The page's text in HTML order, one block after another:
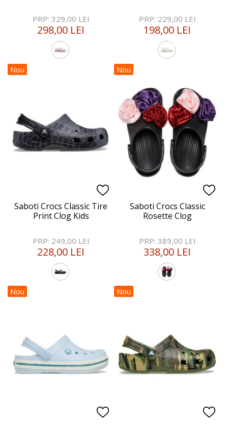
PRP: 329,00 LEI
298,00 LEI
PRP: 229,00 LEI
198,00 LEI
Nou
Saboti Crocs Classic Tire
Print Clog Kids
PRP: 249,00 LEI
228,00 LEI
Nou
Saboti Crocs Classic
Rosette Clog
PRP: 389,00 LEI
338,00 LEI
Nou Nou